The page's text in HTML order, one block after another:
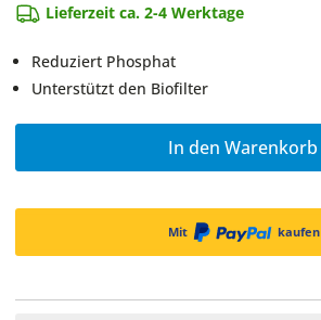
Lieferzeit ca. 2-4 Werktage
Reduziert Phosphat
Unterstützt den Biofilter
In den Warenkorb
Mit kaufen